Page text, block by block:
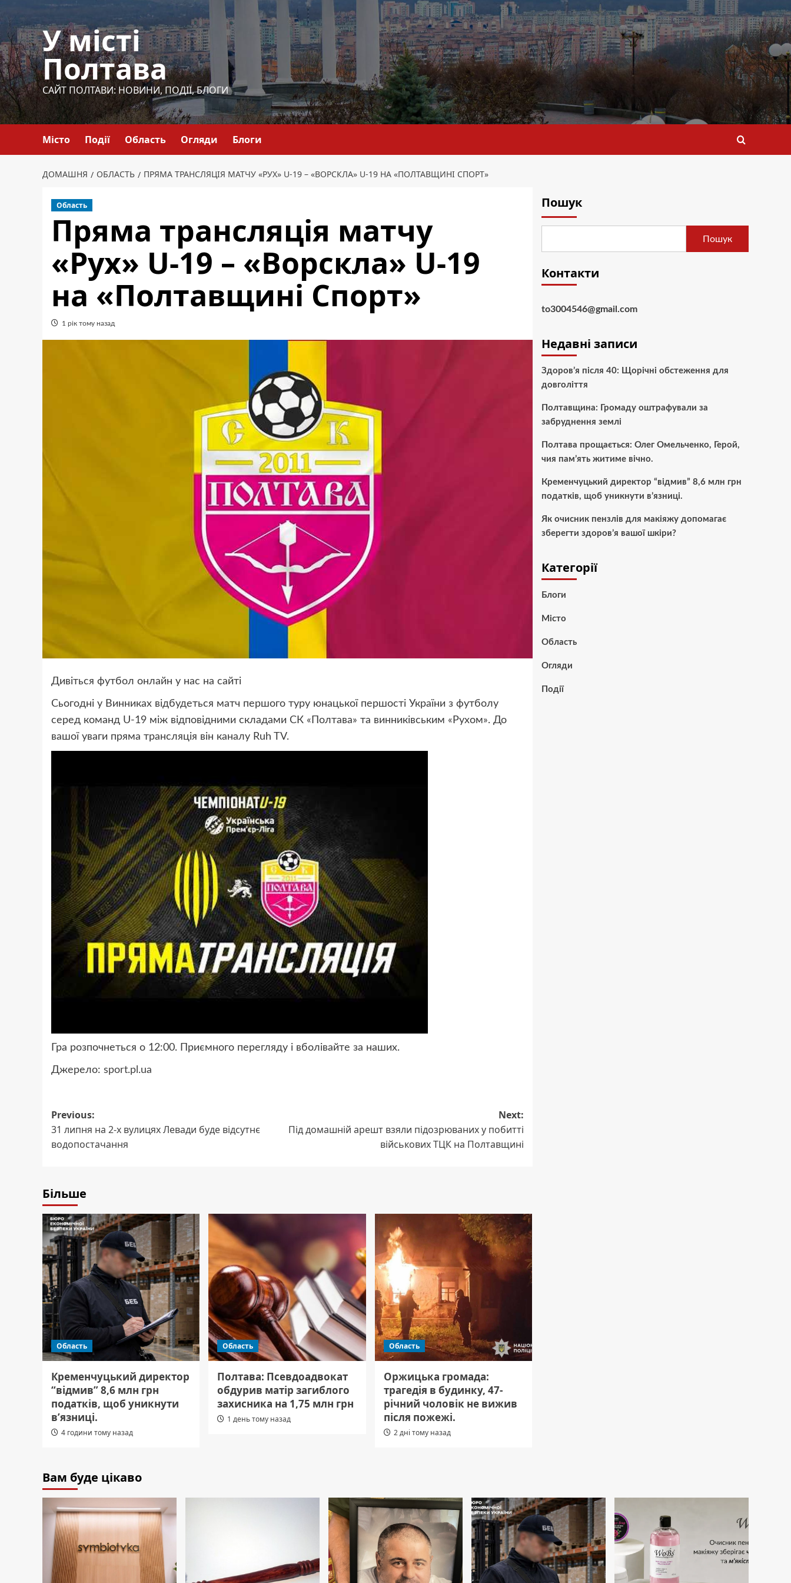
до
вмісту
У місті
Полтава
САЙТ ПОЛТАВИ: НОВИНИ, ПОДІЇ, БЛОГИ
Місто Події Область Огляди Блоги
ДОМАШНЯ ОБЛАСТЬ ПРЯМА ТРАНСЛЯЦІЯ МАТЧУ «РУХ» U-19 – «ВОРСКЛА» U-19 НА «ПОЛТАВЩИНІ СПОРТ»
Область
Пряма трансляція матчу
«Рух» U-19 – «Ворскла» U-19
на «Полтавщині Спорт»
1 рік тому назад
Дивіться футбол онлайн у нас на сайті
Сьогодні у Винниках відбудеться матч першого туру юнацької першості України з футболу
серед команд U-19 між відповідними складами СК «Полтава» та винниківським «Рухом». До
вашої уваги пряма трансляція він каналу Ruh TV.
Гра розпочнеться о 12:00. Приємного перегляду і вболівайте за наших.
Джерело: sport.pl.ua
Post
navigation
Previous:
31 липня на 2-х вулицях Левади буде відсутнє
водопостачання
Next:
Під домашній арешт взяли підозрюваних у побитті
військових ТЦК на Полтавщині
Більше
Область
Кременчуцький директор
“відмив” 8,6 млн грн
податків, щоб уникнути
в’язниці.
4 години тому назад
Область
Полтава: Псевдоадвокат
обдурив матір загиблого
захисника на 1,75 млн грн
1 день тому назад
Область
Оржицька громада:
трагедія в будинку, 47-
річний чоловік не вижив
після пожежі.
2 дні тому назад
Пошук
Пошук
Контакти
to3004546@gmail.com
Недавні записи
Здоров’я після 40: Щорічні обстеження для
довголіття
Полтавщина: Громаду оштрафували за
забруднення землі
Полтава прощається: Олег Омельченко, Герой,
чия пам’ять житиме вічно.
Кременчуцький директор “відмив” 8,6 млн грн
податків, щоб уникнути в’язниці.
Як очисник пензлів для макіяжу допомагає
зберегти здоров’я вашої шкіри?
Категорії
Блоги
Місто
Область
Огляди
Події
Вам буде цікаво